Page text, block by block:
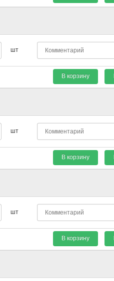
шт
В корзину
шт
В корзину
шт
В корзину